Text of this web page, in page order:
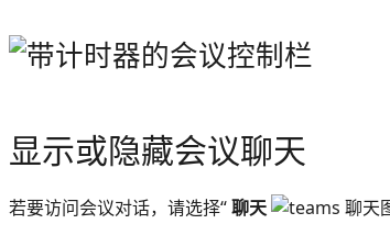
显示或隐藏会议聊天
若要访问会议对话，请选择“聊天